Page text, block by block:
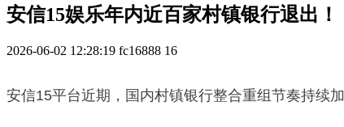
安信15娱乐年内近百家村镇银行退出！
2026-06-02 12:28:19 fc16888 16
安信15平台近期，国内村镇银行整合重组节奏持续